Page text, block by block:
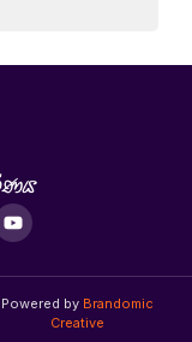
Powered by Brandomic
Creative